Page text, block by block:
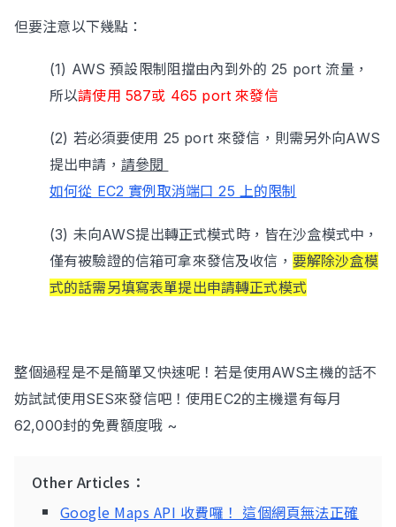
但要注意以下幾點：
(1) AWS 預設限制阻擋由內到外的 25 port 流量，
所以請使用 587或 465 port 來發信
(2) 若必須要使用 25 port 來發信，則需另外向AWS
提出申請， 請參閱
如何從 EC2 實例取消端口 25 上的限制
(3) 未向AWS提出轉正式模式時，皆在沙盒模式中，
僅有被驗證的信箱可拿來發信及收信， 要解除沙盒模
式的話需另填寫表單提出申請轉正式模式
整個過程是不是簡單又快速呢！若是使用AWS主機的話不
妨試試使用SES來發信吧！使用EC2的主機還有每月
62,000封的免費額度哦 ~
Other Articles：
Google Maps API 收費囉！ 這個網頁無法正確